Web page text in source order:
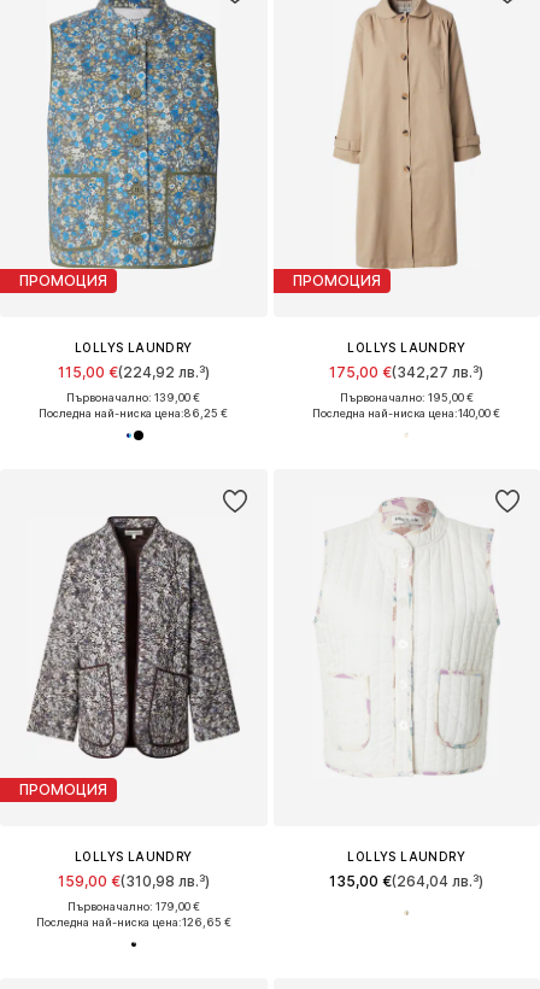
ПРОМОЦИЯ
LOLLYS LAUNDRY
115,00 €(224,92 лв.³)
Първоначално: 139,00 €
Последна най-ниска цена:86,25 €
ПРОМОЦИЯ
LOLLYS LAUNDRY
175,00 €(342,27 лв.³)
Първоначално: 195,00 €
Последна най-ниска цена:140,00 €
ПРОМОЦИЯ
LOLLYS LAUNDRY
159,00 €(310,98 лв.³)
Първоначално: 179,00 €
Последна най-ниска цена:126,65 €
LOLLYS LAUNDRY
135,00 €(264,04 лв.³)